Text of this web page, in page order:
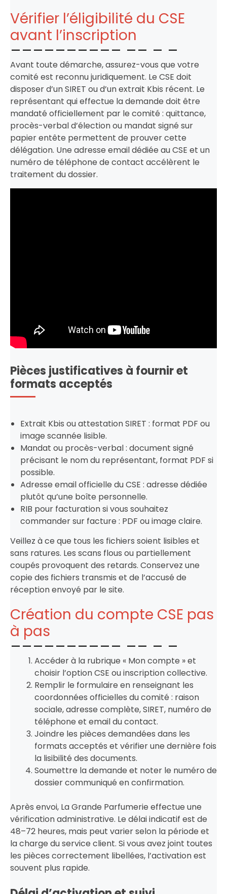
Vérifier l’éligibilité du CSE
avant l’inscription
Avant toute démarche, assurez-vous que votre
comité est reconnu juridiquement. Le CSE doit
disposer d’un SIRET ou d’un extrait Kbis récent. Le
représentant qui effectue la demande doit être
mandaté officiellement par le comité : quittance,
procès-verbal d’élection ou mandat signé sur
papier entête permettent de prouver cette
délégation. Une adresse email dédiée au CSE et un
numéro de téléphone de contact accélèrent le
traitement du dossier.
Pièces justificatives à fournir et
formats acceptés
Extrait Kbis ou attestation SIRET : format PDF ou
image scannée lisible.
Mandat ou procès-verbal : document signé
précisant le nom du représentant, format PDF si
possible.
Adresse email officielle du CSE : adresse dédiée
plutôt qu’une boîte personnelle.
RIB pour facturation si vous souhaitez
commander sur facture : PDF ou image claire.
Veillez à ce que tous les fichiers soient lisibles et
sans ratures. Les scans flous ou partiellement
coupés provoquent des retards. Conservez une
copie des fichiers transmis et de l’accusé de
réception envoyé par le site.
Création du compte CSE pas
à pas
Accéder à la rubrique « Mon compte » et
choisir l’option CSE ou inscription collective.
Remplir le formulaire en renseignant les
coordonnées officielles du comité : raison
sociale, adresse complète, SIRET, numéro de
téléphone et email du contact.
Joindre les pièces demandées dans les
formats acceptés et vérifier une dernière fois
la lisibilité des documents.
Soumettre la demande et noter le numéro de
dossier communiqué en confirmation.
Après envoi, La Grande Parfumerie effectue une
vérification administrative. Le délai indicatif est de
48–72 heures, mais peut varier selon la période et
la charge du service client. Si vous avez joint toutes
les pièces correctement libellées, l’activation est
souvent plus rapide.